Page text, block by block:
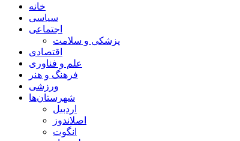
خانه
سیاسی
اجتماعی
پزشکی و سلامت
اقتصادی
علم و فناوری
فرهنگ و هنر
ورزشی
شهرستان‌ها
اردبیل
اصلاندوز
انگوت